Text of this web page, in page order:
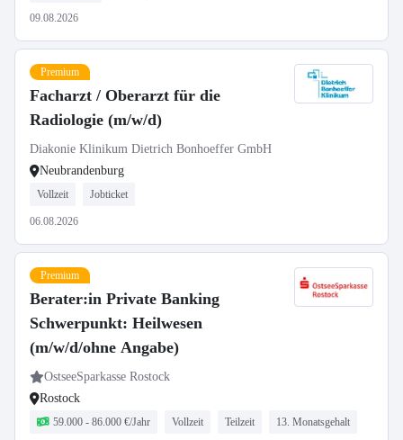
09.08.2026
Premium
Facharzt / Oberarzt für die
Radiologie (m/w/d)
Diakonie Klinikum Dietrich Bonhoeffer GmbH
Neubrandenburg
Vollzeit Jobticket
06.08.2026
Premium
Berater:in Private Banking
Schwerpunkt: Heilwesen
(m/w/d/ohne Angabe)
OstseeSparkasse Rostock
Rostock
59.000 - 86.000 €/Jahr Vollzeit Teilzeit 13. Monatsgehalt